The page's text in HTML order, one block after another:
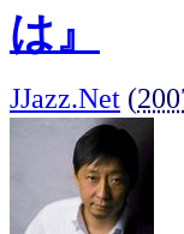
は』
JJazz.Net (